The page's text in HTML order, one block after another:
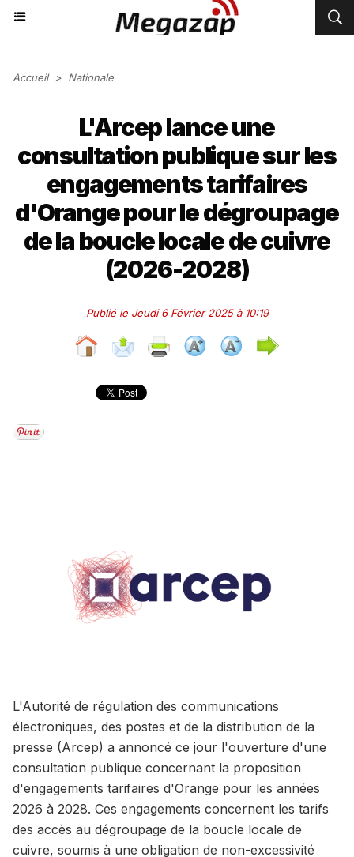
Accueil > Nationale
L'Arcep lance une
consultation publique sur les
engagements tarifaires
d'Orange pour le dégroupage
de la boucle locale de cuivre
(2026-2028)
Publié le Jeudi 6 Février 2025 à 10:19
L'Autorité de régulation des communications
électroniques, des postes et de la distribution de la
presse (Arcep) a annoncé ce jour l'ouverture d'une
consultation publique concernant la proposition
d'engagements tarifaires d'Orange pour les années
2026 à 2028. Ces engagements concernent les tarifs
des accès au dégroupage de la boucle locale de
cuivre, soumis à une obligation de non-excessivité